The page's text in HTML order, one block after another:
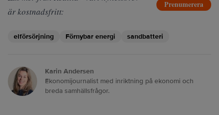
är kostnadsfritt:
Prenumerera
elförsörjning Förnybar energi sandbatteri
Karin Andersen
Ekonomijournalist med inriktning på ekonomi och
breda samhällsfrågor.